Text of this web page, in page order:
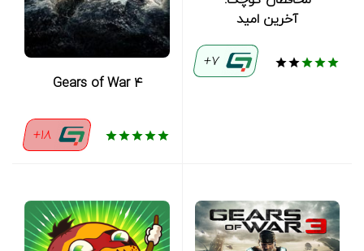
آخرین امید
7+
Gears of War 4
18+